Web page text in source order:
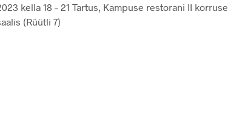
kella 18 – 21 Tartus, Kampuse restorani II korruse
(Rüütli 7)